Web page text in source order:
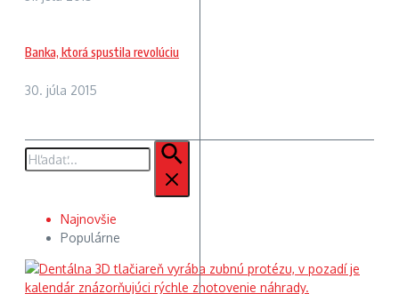
Banka, ktorá spustila revolúciu
30. júla 2015
Hľadať:
Najnovšie
Populárne